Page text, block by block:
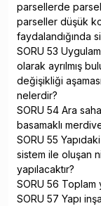
parsellerde parsel
parseller düşük
faydalandığında
SORU 53
olarak ayrılmış
değişikliği
nelerdir?
SORU 54 Ara
basamaklı
SORU 55
sistem ile oluşan
yapılacaktır?
SORU 56 Toplam
SORU 57 Yapı